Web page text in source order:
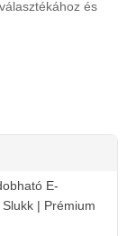
és
E-
| Prémium